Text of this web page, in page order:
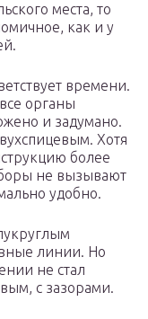
места, то
как и у
времени.
органы
и задумано.
Хотя
более
не вызывают
удобно.
линии. Но
не стал
с зазорами.